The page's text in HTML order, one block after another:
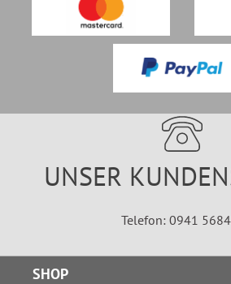
UNSER
Telefon: 0941
SHOP